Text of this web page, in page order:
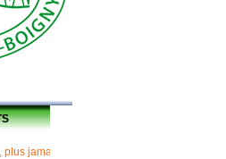
jamais, un Maître ne laisse ses disciples